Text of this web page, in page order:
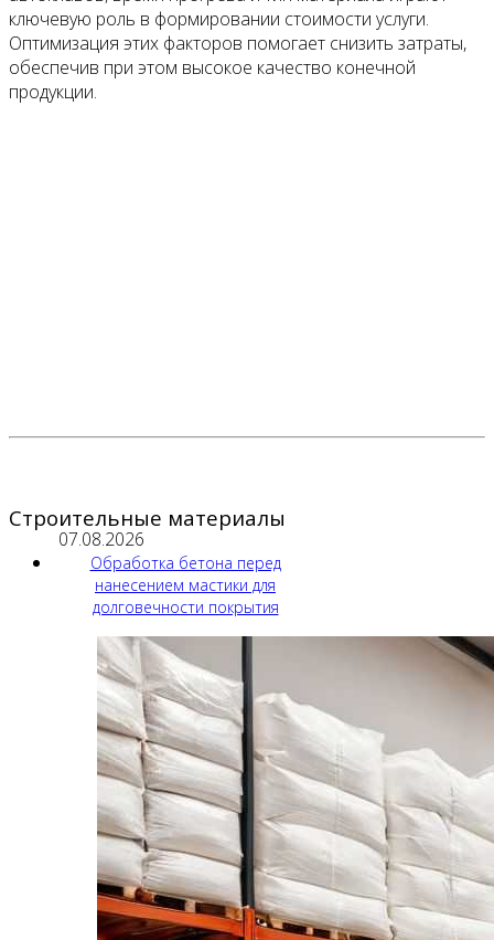
ключевую роль в формировании стоимости услуги.
Оптимизация этих факторов помогает снизить затраты,
обеспечив при этом высокое качество конечной
продукции.
Строительные материалы
07.08.2026
Обработка бетона перед
нанесением мастики для
долговечности покрытия